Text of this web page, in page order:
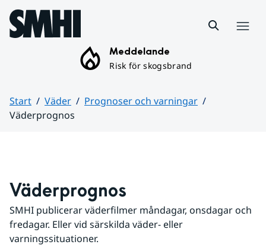
Hoppa till sidans innehåll
Meddelande
Risk för skogsbrand
Start Väder
Prognoser och varningar
Väderprognos
Väderprognos
SMHI publicerar väderfilmer måndagar, onsdagar och
fredagar. Eller vid särskilda väder- eller
varningssituationer.